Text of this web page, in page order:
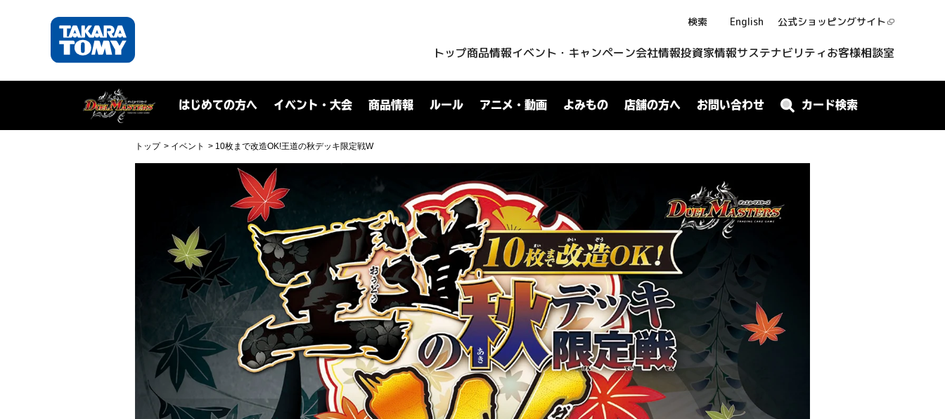
検索 English 公式ショッピングサイト
トップ商品情報イベント・キャンペーン会社情報投資家情報サステナビリティお客様相談室
はじめての方へ イベント・大会 商品情報 ルール アニメ・動画 よみもの 店舗の方へ お問い合わせ カード検索
トップ イベント 10枚まで改造OK!王道の秋デッキ限定戦W